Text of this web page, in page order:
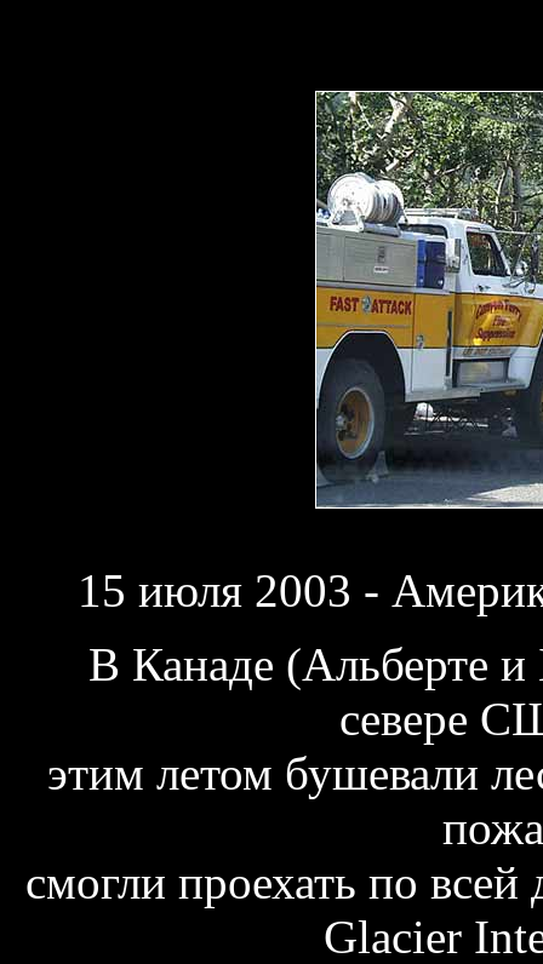
15 июля 2003 -
В Канаде (Альберте
севере
этим летом бушевали
смогли проехать по
Glacier